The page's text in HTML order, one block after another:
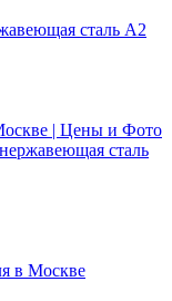
сталь А2
сталь